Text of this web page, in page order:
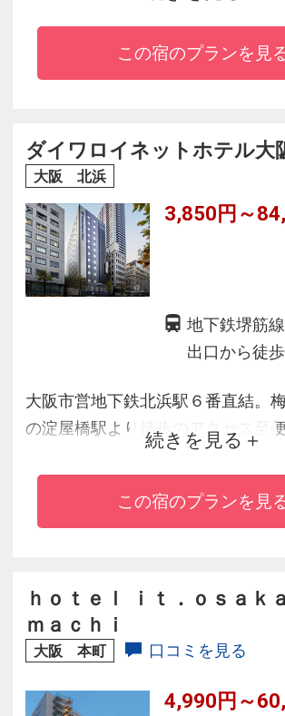
「淀屋橋」駅から徒歩約３分。最
のエグゼクティブラウンジからは
も目を奪われて。心を解き放つ「
に旅をお楽しみください。
この宿のプランを見
ダイワロイネットホテル大
大阪 北浜
3,850円～
地下鉄堺筋
出口から徒歩
大阪市営地下鉄北浜駅６番直結。
の淀屋橋駅より徒歩のアクセス至便
ビジネス・レジャーの目的を問わ
用頂けます。
続きを見る
この宿のプランを見
ｈｏｔｅｌ ｉｔ．ｏｓａｋ
ｍａｃｈｉ
大阪 本町 口コミを見る
4,990円～